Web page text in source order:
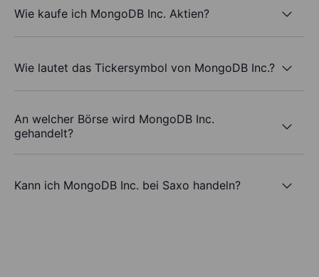
Wie kaufe ich MongoDB Inc. Aktien?
Wie lautet das Tickersymbol von MongoDB Inc.?
An welcher Börse wird MongoDB Inc.
gehandelt?
Kann ich MongoDB Inc. bei Saxo handeln?